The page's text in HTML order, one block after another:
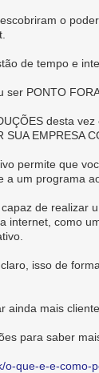
o
de tempo e
PONTO
desta vez
SUA EMPRESA
permite que
a um programa
de realizar
internet, como
isso de
ainda mais
para saber
o-que-e-e-como-